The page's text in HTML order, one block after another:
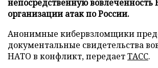
непосредственную вовлеченность
организации атак по России.
Анонимные кибервзломщики
документальные свидетельства
НАТО в конфликт, передаетТАСС.